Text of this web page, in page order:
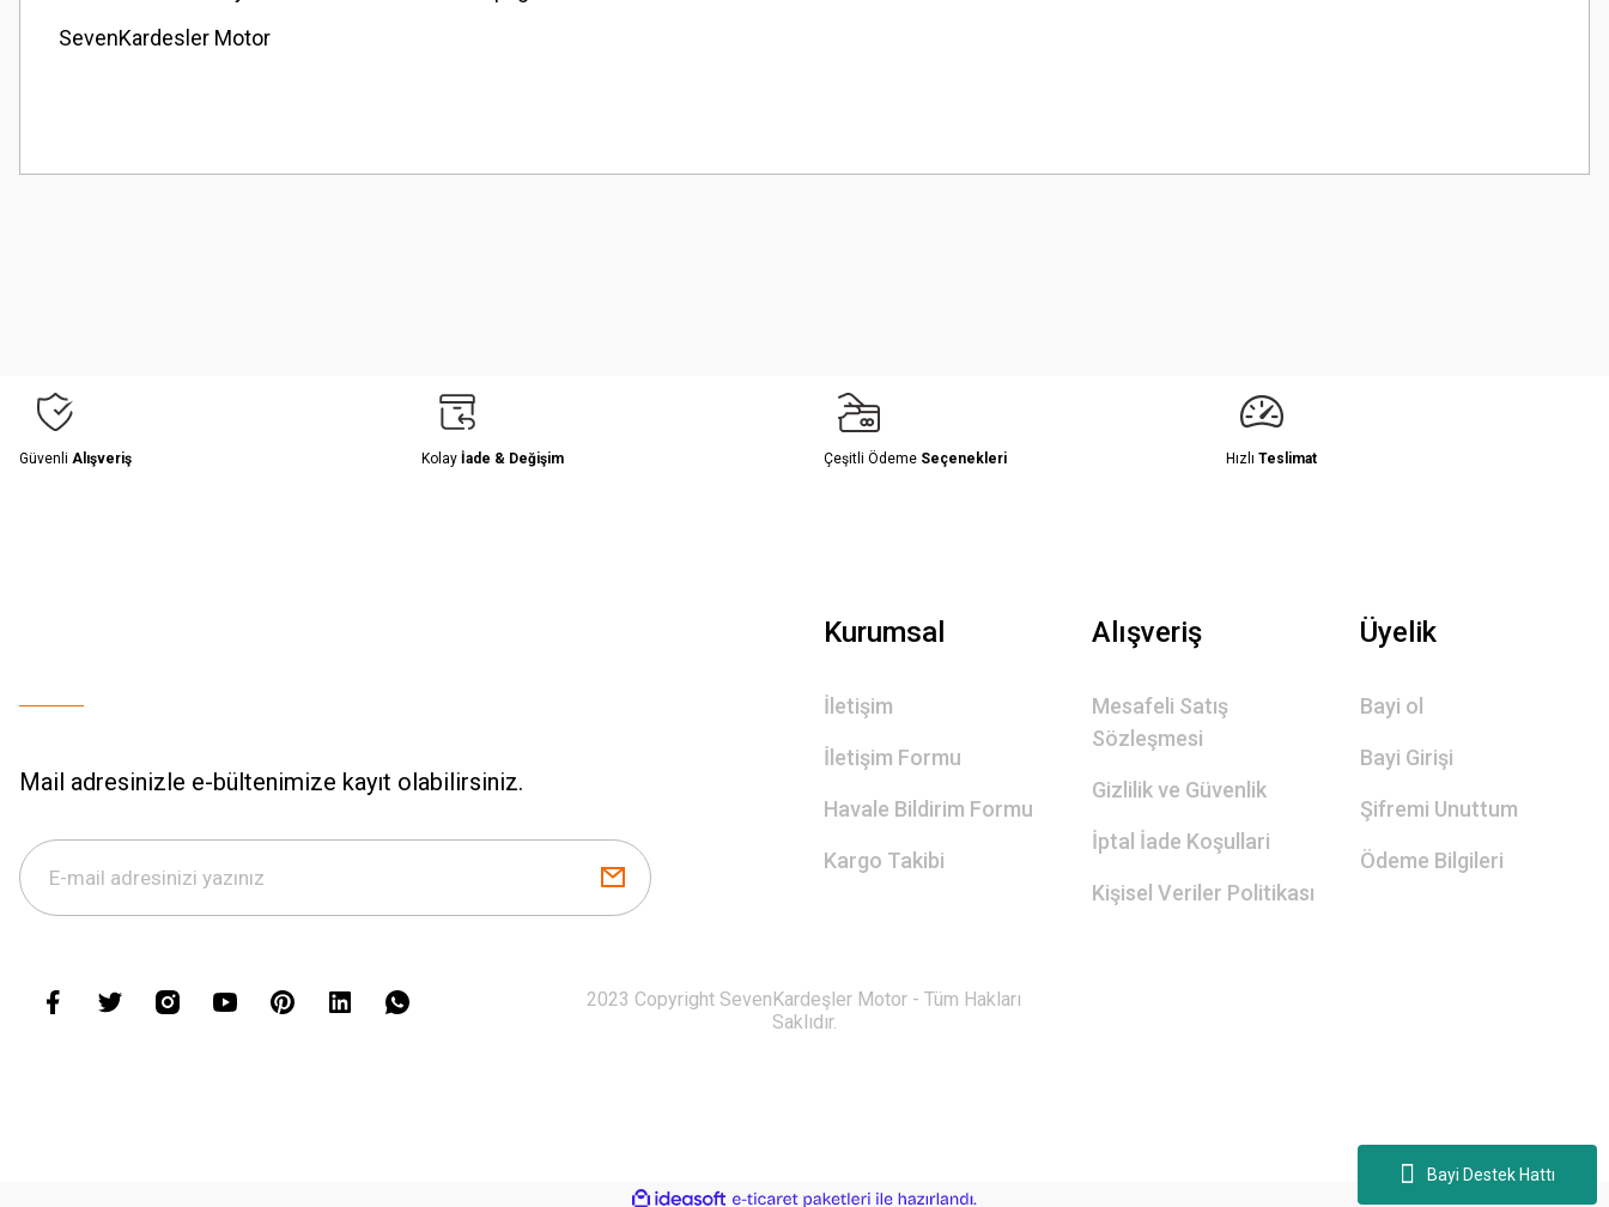
Bayi Destek Hattı
SevenKardesler Motor
Görüş ve önerileriniz için teşekkür ederiz.
Güvenli Alışveriş Kolay İade & Değişim Çeşitli Ödeme Seçenekleri Hızlı Teslimat
Mail adresinizle e-bültenimize kayıt olabilirsiniz.
Kurumsal
İletişim
İletişim Formu
Havale Bildirim Formu
Kargo Takibi
Alışveriş
Mesafeli Satış
Sözleşmesi
Gizlilik ve Güvenlik
İptal İade Koşullari
Kişisel Veriler Politikası
Üyelik
Bayi ol
Bayi Girişi
Şifremi Unuttum
Ödeme Bilgileri
2023 Copyright SevenKardeşler Motor - Tüm Hakları
Saklıdır.
ideasoft e-